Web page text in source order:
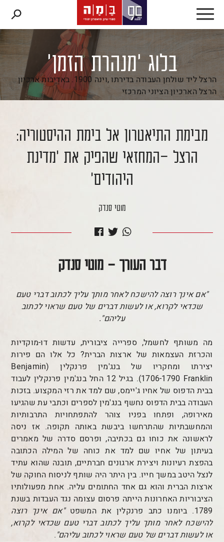
דלג לסרגל הניווט
דלג לתוכן
בלוג 'מנהרת הזמן'
הרצל ליד שולחן העבודה בדירתו ,וינה 1900. באדיבות ארכיון
הרצל הארכיון הציוני המרכזי
מבימת התיאטרון אל בימת ההיסטוריה:
הרצל –המחזאי שהפיק את 'מדינת
היהודים'
מוטי סנדק
דבר העורך -מוטי סנדק
"אם אינך רוצה להישכח לאחר מותך עליך לכתוב דברי טעם
שכדאי לקרוא, או לעשות דברים של טעם שראוי לכתוב
עליהם".
מה משותף לחשמל, ספרייה ציבורית, עדשות דו-מוקדיות
והכרזת העצמאות של ארצות הברית? כל אלו הם פירות
יצירתו ומחקריו של בנג'מין פרנקלין (Benjamin
Franklin
בגיל 12 החל בנג'מין פרנקלין לעבוד
בבית הדפוס של אחיו ג'יימס, שם למד את רזי המקצוע. בזכות
העבודה בבית הדפוס נחשף בנג'מין לספרים וכתבי עת שהגיעו
מאירופה, ופתחו בפניו צוהר להתפתחויות התרבותיות
והמחשבתיות שהתרחשו ביבשת באותה תקופה. אז ניסה
לראשונה את כוחו גם בכתיבה, ופרסם סדרה של מאמרים
בעיתון של אחיו שם למד את כוחה של המילה הכתובה
בהפצת רעיונות ויצירת ארגונים חברתיים, תובנה שהוא עתיד
לנצל היטב במשך חייו. בין היתר היה שותף לניסוח החוקה של
ארצות הברית והוא גם אחד החתומים עליה. אחת מפעולותיו
הציבוריות האחרונות הייתה פרסום עצומה נגד העבדות בשנת
1789. ביומנו כתב פרנקלין את המשפט
"אם אינך רוצה
להישכח לאחר מותך עליך לכתוב דברי טעם שכדאי לקרוא,
או לעשות דברים של טעם שראוי לכתוב עליהם".